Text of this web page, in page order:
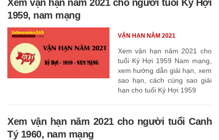
Xem vận hạn năm 2021 cho người tuổi Kỷ Hợi
1959, nam mạng
Xem vận hạn năm 2021 cho
tuổi Kỷ Hợi 1959 Nam mạng,
xem hướng dẫn giải hạn, xem
sao hạn, cách cúng sao giải
hạn cho tuổi Kỷ Hợi 1959
VẬN HẠN NĂM 2021
Xem vận hạn năm 2021 cho người tuổi Canh
Tý 1960, nam mạng